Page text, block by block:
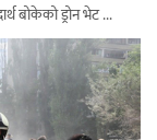
बोकेको ड्रोन भेट ...